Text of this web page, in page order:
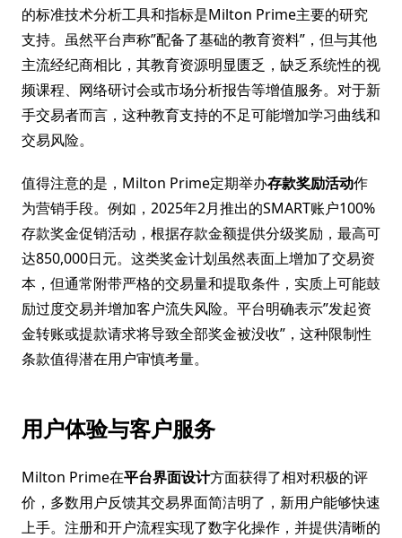
的标准技术分析工具和指标是Milton Prime主要的研究
支持。虽然平台声称”配备了基础的教育资料”，但与其他
主流经纪商相比，其教育资源明显匮乏，缺乏系统性的视
频课程、网络研讨会或市场分析报告等增值服务。对于新
手交易者而言，这种教育支持的不足可能增加学习曲线和
交易风险。
值得注意的是，Milton Prime定期举办存款奖励活动作
为营销手段。例如，2025年2月推出的SMART账户100%
存款奖金促销活动，根据存款金额提供分级奖励，最高可
达850,000日元。这类奖金计划虽然表面上增加了交易资
本，但通常附带严格的交易量和提取条件，实质上可能鼓
励过度交易并增加客户流失风险。平台明确表示”发起资
金转账或提款请求将导致全部奖金被没收”，这种限制性
条款值得潜在用户审慎考量。
用户体验与客户服务
Milton Prime在平台界面设计方面获得了相对积极的评
价，多数用户反馈其交易界面简洁明了，新用户能够快速
上手。注册和开户流程实现了数字化操作，并提供清晰的